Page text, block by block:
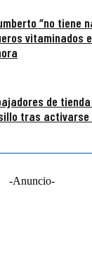
“no tiene
vitaminados
de
tras
-Anuncio-